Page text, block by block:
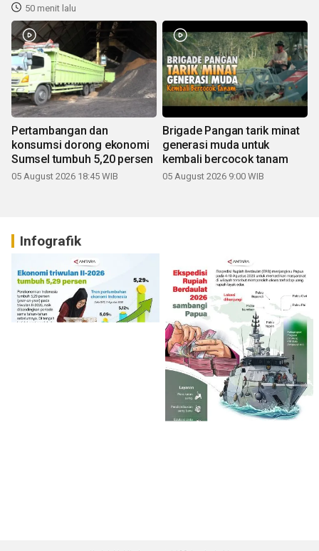
50 menit lalu
Pertambangan dan
konsumsi dorong ekonomi
Sumsel tumbuh 5,20 persen
05 August 2026 18:45 WIB
Brigade Pangan tarik minat
generasi muda untuk
kembali bercocok tanam
05 August 2026 9:00 WIB
Infografik